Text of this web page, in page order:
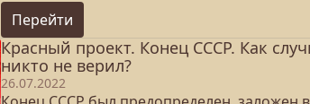
Перейти
Красный проект. Конец СССР. Как
никто не верил?
26.07.2022